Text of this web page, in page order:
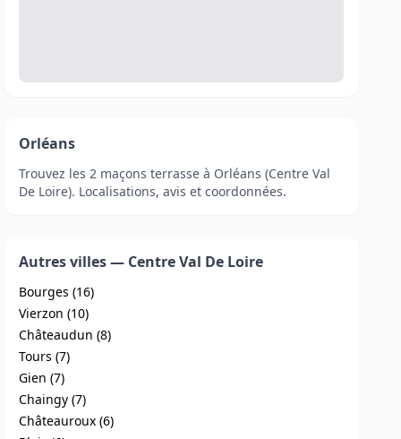
Orléans
Trouvez les 2 maçons terrasse à Orléans (Centre Val
De Loire). Localisations, avis et coordonnées.
Autres villes — Centre Val De Loire
Bourges (16)
Vierzon (10)
Châteaudun (8)
Tours (7)
Gien (7)
Chaingy (7)
Châteauroux (6)